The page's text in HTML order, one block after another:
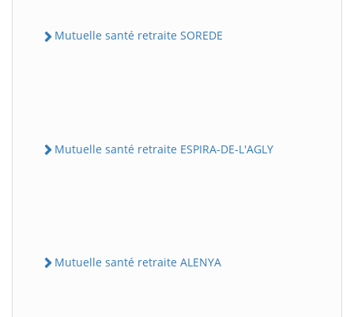
Mutuelle santé retraite SOREDE
Mutuelle santé retraite ESPIRA-DE-L'AGLY
Mutuelle santé retraite ALENYA